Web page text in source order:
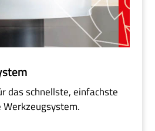
das schnellste, einfachste